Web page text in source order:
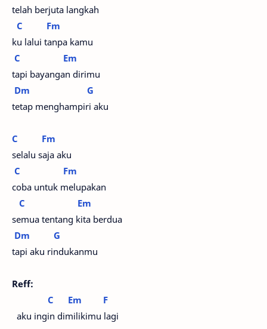
telah berjuta langkah
C
Fm
ku lalui tanpa kamu
C
Em
tapi bayangan dirimu
Dm
G
tetap menghampiri aku
C
Fm
selalu saja aku
C
Fm
coba untuk melupakan
C
Em
semua tentang kita berdua
Dm
G
tapi aku rindukanmu
Reff:
C
Em
F
aku ingin dimilikimu lagi